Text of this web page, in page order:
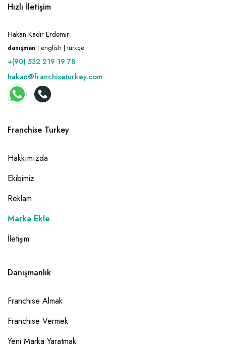
Hızlı İletişim
Hakan Kadir Erdemir
danışman | english | türkçe
+(90) 532 219 19 78
hakan@franchiseturkey.com
Franchise Turkey
Hakkımızda
Ekibimiz
Reklam
Marka Ekle
İletişim
Danışmanlık
Franchise Almak
Franchise Vermek
Yeni Marka Yaratmak